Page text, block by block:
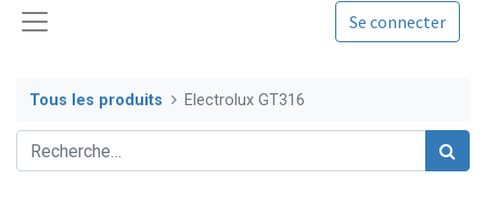
Se connecter
Tous les produits Electrolux GT316